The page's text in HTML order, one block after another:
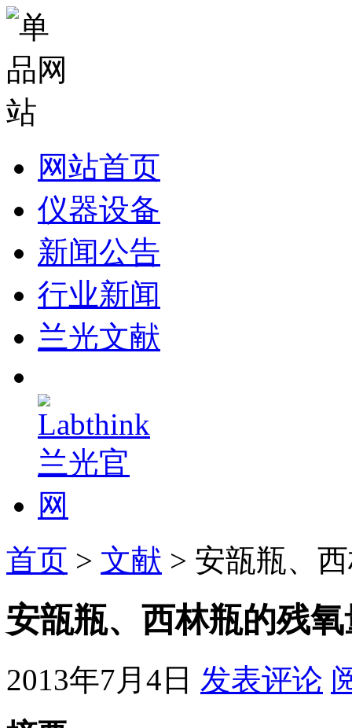
网站首页
仪器设备
新闻公告
行业新闻
兰光文献
首页 > 文献 > 安瓿瓶、
安瓿瓶、西林瓶的残
2013年7月4日 发表评论